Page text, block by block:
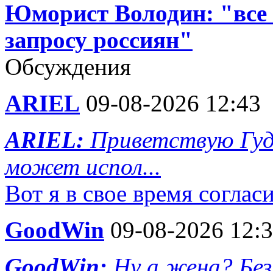
Юморист Володин: "все
запросу россиян"
Обсуждения
ARIEL 09-08-2026 12:43
ARIEL: Приветствую
может испол...
Вот я в свое время
GoodWin 09-08-2026